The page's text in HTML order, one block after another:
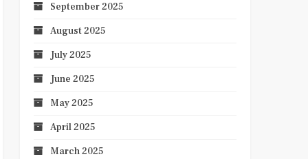
September 2025
August 2025
July 2025
June 2025
May 2025
April 2025
March 2025